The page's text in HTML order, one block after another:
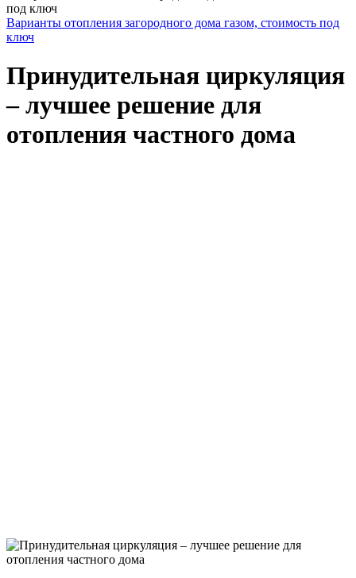
Варианты отопления загородного дома газом, стоимость под
ключ
Принудительная циркуляция
– лучшее решение для
отопления частного дома